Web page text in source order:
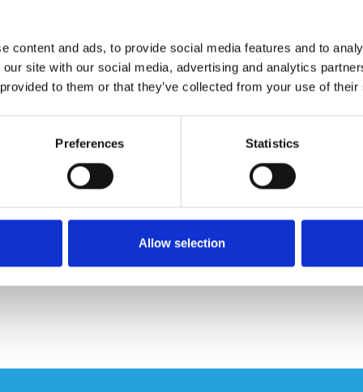
content and ads, to provide social media features and to
site with our social media, advertising and analytics
to them or that they’ve collected from your use of
Preferences Statistics
Allow selection